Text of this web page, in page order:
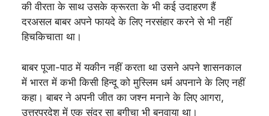
की वीरता के साथ उसके क्रूरता के भी कई उदाहरण हैं
दरअसल बाबर अपने फायदे के लिए नरसंहार करने से भी नहीं
हिचकिचाता था।
बाबर पूजा-पाठ में यकीन नहीं करता था उसने अपने शासनकाल
में भारत में कभी किसी हिन्दू को मुस्लिम धर्म अपनाने के लिए नहीं
कहा। बाबर ने अपनी जीत का जश्न मनाने के लिए आगरा,
उत्तरप्रदेश में एक सुंदर सा बगीचा भी बनवाया था।